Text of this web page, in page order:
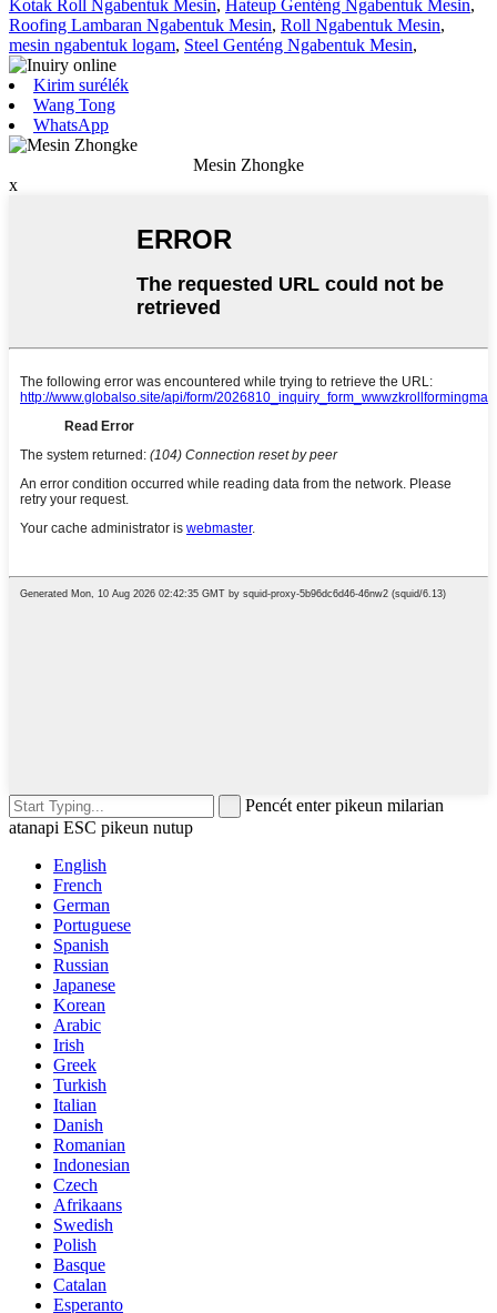
Kotak Roll Ngabentuk Mesin, Hateup Genténg Ngabentuk Mesin,
Roofing Lambaran Ngabentuk Mesin, Roll Ngabentuk Mesin,
mesin ngabentuk logam, Steel Genténg Ngabentuk Mesin,
Kirim surélék
Wang Tong
WhatsApp
Mesin Zhongke
x
Pencét enter pikeun milarian
atanapi ESC pikeun nutup
English
French
German
Portuguese
Spanish
Russian
Japanese
Korean
Arabic
Irish
Greek
Turkish
Italian
Danish
Romanian
Indonesian
Czech
Afrikaans
Swedish
Polish
Basque
Catalan
Esperanto